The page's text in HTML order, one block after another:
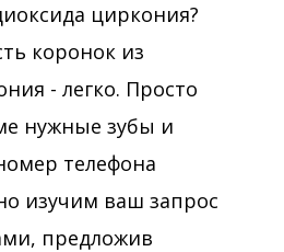
циркония?
коронок из
- легко. Просто
нужные зубы и
телефона
изучим ваш запрос
предложив